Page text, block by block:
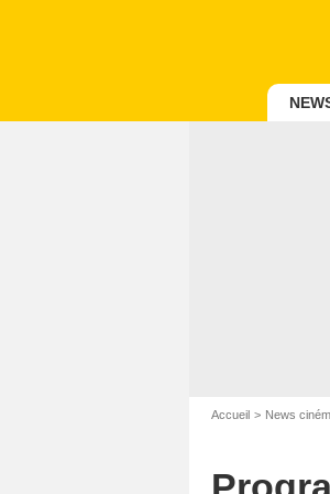
Accueil News